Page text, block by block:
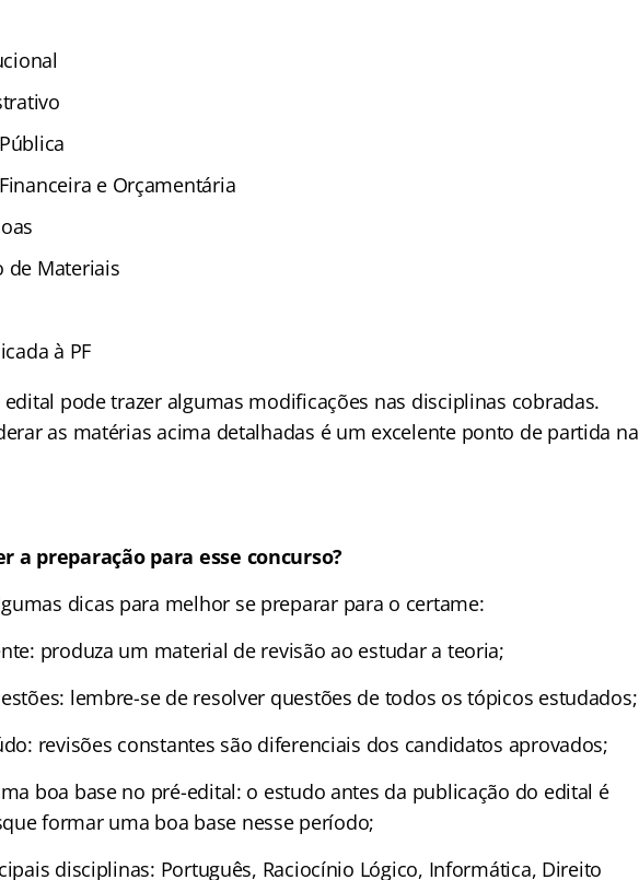
e Orçamentária
de Materiais
à PF
edital pode trazer algumas modificações nas disciplinas cobradas.
as matérias acima detalhadas é um excelente ponto de partida na
a preparação para esse concurso?
dicas para melhor se preparar para o certame:
produza um material de revisão ao estudar a teoria;
lembre-se de resolver questões de todos os tópicos estudados;
revisões constantes são diferenciais dos candidatos aprovados;
boa base no pré-edital: o estudo antes da publicação do edital é
formar uma boa base nesse período;
disciplinas: Português, Raciocínio Lógico, Informática, Direito